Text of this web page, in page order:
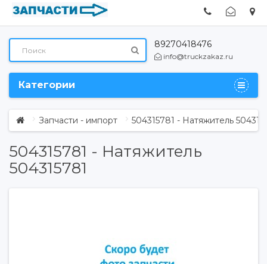
89270418476
info@truckzakaz.ru
Категории
Запчасти - импорт 504315781 - Натяжитель
504315781 - Натяжитель
504315781